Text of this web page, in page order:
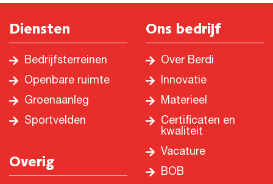
Diensten
Bedrijfsterreinen
Openbare ruimte
Groenaanleg
Sportvelden
Ons bedrijf
Over Berdi
Innovatie
Materieel
Certificaten en
kwaliteit
Vacature
BOB
Overig